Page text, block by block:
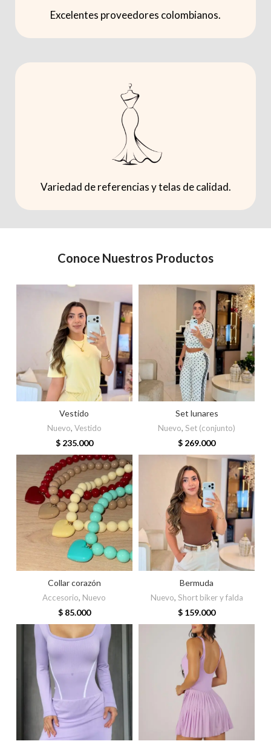
Excelentes proveedores colombianos.
Variedad de referencias y telas de calidad.
Conoce Nuestros Productos
Vestido
Nuevo, Vestido
$235.000
Set lunares
Nuevo,Set (conjunto)
$ 269.000
Collar corazón
Accesorio, Nuevo
$85.000
Bermuda
Nuevo, Short biker y falda
$ 159.000